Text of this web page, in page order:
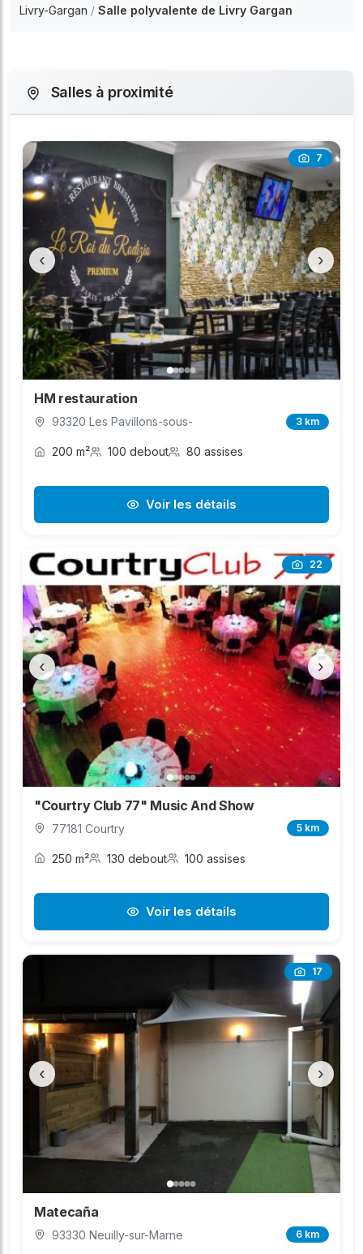
Livry-Gargan / Salle polyvalente de Livry Gargan
Salles à proximité
7
‹ ›
HM restauration
93320 Les Pavillons-sous- 3 km
200 m² 100 debout 80 assises
Voir les détails
22
‹ ›
"Courtry Club 77" Music And Show
77181 Courtry 5 km
250 m² 130 debout 100 assises
Voir les détails
17
‹ ›
Matecaña
93330 Neuilly-sur-Marne 6 km